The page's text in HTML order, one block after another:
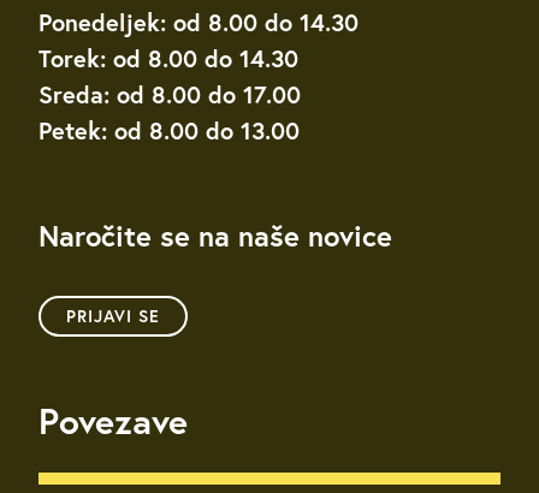
Ponedeljek: od 8.00 do 14.30
Torek: od 8.00 do 14.30
Sreda: od 8.00 do 17.00
Petek: od 8.00 do 13.00
Naročite se na naše novice
PRIJAVI SE
Povezave